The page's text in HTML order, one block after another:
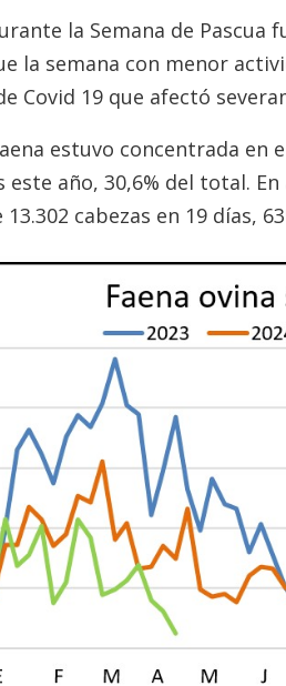
la Semana de
la semana con menor
Covid 19 que afectó
estuvo concentrada en
este año, 30,6% del total.
cabezas en 19 días,